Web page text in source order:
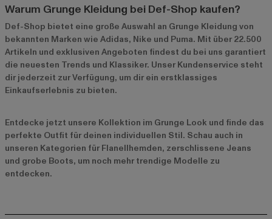
Warum Grunge Kleidung bei Def-Shop kaufen?
Def-Shop bietet eine große Auswahl an Grunge Kleidung von
bekannten Marken wie Adidas, Nike und Puma. Mit über 22.500
Artikeln und exklusiven Angeboten findest du bei uns garantiert
die neuesten Trends und Klassiker. Unser Kundenservice steht
dir jederzeit zur Verfügung, um dir ein erstklassiges
Einkaufserlebnis zu bieten.
Entdecke jetzt unsere Kollektion im Grunge Look und finde das
perfekte Outfit für deinen individuellen Stil. Schau auch in
unseren Kategorien für Flanellhemden, zerschlissene Jeans
und grobe Boots, um noch mehr trendige Modelle zu
entdecken.